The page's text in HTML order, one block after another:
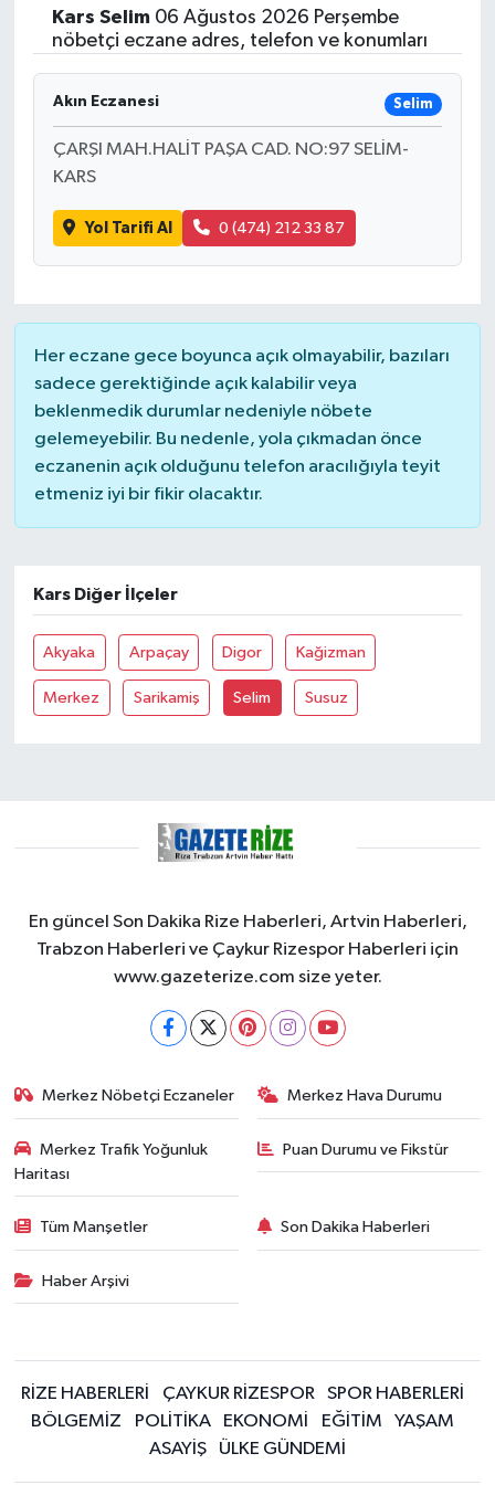
Kars Selim06 Ağustos 2026 Perşembe
nöbetçi eczane adres, telefon ve konumları
Akın Eczanesi Selim
ÇARŞI MAH.HALİT PAŞA CAD. NO:97 SELİM-
KARS
Yol Tarifi Al 0 (474) 212 33 87
Her eczane gece boyunca açık olmayabilir, bazıları
sadece gerektiğinde açık kalabilir veya
beklenmedik durumlar nedeniyle nöbete
gelemeyebilir. Bu nedenle, yola çıkmadan önce
eczanenin açık olduğunu telefon aracılığıyla teyit
etmeniz iyi bir fikir olacaktır.
Kars Diğer İlçeler
Akyaka Arpaçay Digor Kağizman
Merkez Sarikamiş Selim Susuz
En güncel Son Dakika Rize Haberleri, Artvin Haberleri,
Trabzon Haberleri ve Çaykur Rizespor Haberleri için
www.gazeterize.com size yeter.
Merkez Nöbetçi Eczaneler Merkez Hava Durumu
Merkez Trafik Yoğunluk
Haritası
Puan Durumu ve Fikstür
Tüm Manşetler Son Dakika Haberleri
Haber Arşivi
RİZE HABERLERİ ÇAYKUR RİZESPOR
SPOR HABERLERİ
BÖLGEMİZ
POLİTİKA EKONOMİ EĞİTİM
YAŞAM
ASAYİŞ
ÜLKE GÜNDEMİ
ÇEVRE
Dış Haberler
Dünya
EĞİTİM
EKONOMİ
English News
Finans
Flaş Haber
Gayrimenkul
GÜNDEM
Güvenlik
HABERDE İNSAN
Kadın
Sağlık
SİYASET
TEKNOLOJİ